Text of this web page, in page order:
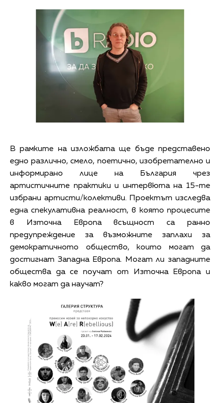
В рамките на изложбата ще бъде представено
едно различно, смело, поетично, изобретателно и
информирано лице на България чрез
артистичните практики и интервюта на 15-те
избрани артисти/колективи. Проектът изследва
една спекулативна реалност, в която процесите
в Източна Европа всъщност са ранно
предупреждение за възможните заплахи за
демократичното общество, които могат да
достигнат Западна Европа. Могат ли западните
общества да се поучат от Източна Европа и
какво могат да научат?